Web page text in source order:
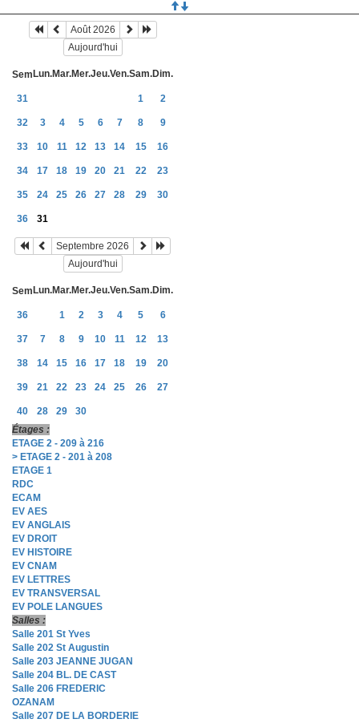
Août 2026
Aujourd'hui
Sem Lun.Mar.Mer.Jeu.Ven.Sam.Dim.
31 1 2
32 3 4 5 6 7 8 9
33 10 11 12 13 14 15 16
34 17 18 19 20 21 22 23
35 24 25 26 27 28 29 30
36 31
Septembre 2026
Aujourd'hui
Sem Lun.Mar.Mer.Jeu.Ven.Sam.Dim.
36 1 2 3 4 5 6
37 7 8 9 10 11 12 13
38 14 15 16 17 18 19 20
39 21 22 23 24 25 26 27
40 28 29
30
Étages :
ETAGE 2 - 209 à 216
> ETAGE 2 - 201 à 208
ETAGE 1
RDC
ECAM
EV AES
EV ANGLAIS
EV DROIT
EV HISTOIRE
EV CNAM
EV LETTRES
EV TRANSVERSAL
EV POLE LANGUES
Salles :
Salle 201 St Yves
Salle 202 St Augustin
Salle 203 JEANNE JUGAN
Salle 204 BL. DE CAST
Salle 206 FREDERIC
OZANAM
Salle 207 DE LA BORDERIE